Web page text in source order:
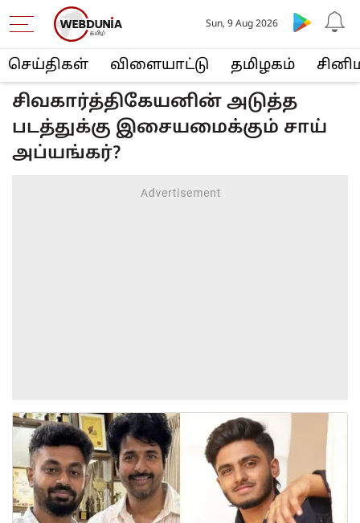
செய்திகள் விளையா‌ட்டு த‌மிழக‌ம்
Sun, 9 Aug 2026
சிவகார்த்திகேயனின் அடுத்த
படத்துக்கு இசையமைக்கும் சாய்
அப்யங்கர்?